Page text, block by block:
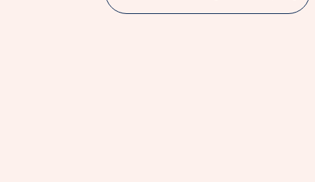
Drink een heerlijke koffie op je eigen